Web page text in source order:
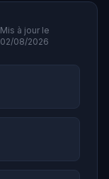
Mis à jour le
02/08/2026